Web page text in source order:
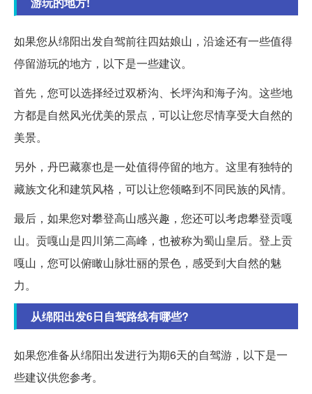
如果您从绵阳出发自驾前往四姑娘山，沿途还有一些值得
停留游玩的地方，以下是一些建议。
首先，您可以选择经过双桥沟、长坪沟和海子沟。这些地
方都是自然风光优美的景点，可以让您尽情享受大自然的
美景。
另外，丹巴藏寨也是一处值得停留的地方。这里有独特的
藏族文化和建筑风格，可以让您领略到不同民族的风情。
最后，如果您对攀登高山感兴趣，您还可以考虑攀登贡嘎
山。贡嘎山是四川第二高峰，也被称为蜀山皇后。登上贡
嘎山，您可以俯瞰山脉壮丽的景色，感受到大自然的魅
力。
从绵阳出发6日自驾路线有哪些?
如果您准备从绵阳出发进行为期6天的自驾游，以下是一
些建议供您参考。